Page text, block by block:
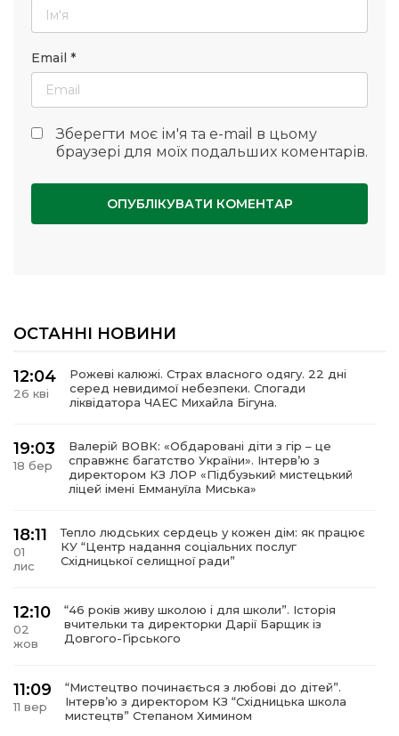
Email *
Зберегти моє ім'я та e-mail в цьому
браузері для моїх подальших коментарів.
ОСТАННІ НОВИНИ
12:04
26 кві
Рожеві калюжі. Страх власного одягу. 22 дні
серед невидимої небезпеки. Спогади
ліквідатора ЧАЕС Михайла Бігуна.
19:03
18 бер
Валерій ВОВК: «Обдаровані діти з гір – це
справжнє багатство України». Інтервʼю з
директором КЗ ЛОР «Підбузький мистецький
ліцей імені Еммануїла Миська»
18:11
01
лис
Тепло людських сердець у кожен дім: як працює
КУ “Центр надання соціальних послуг
Східницької селищної ради”
12:10
02
жов
“46 років живу школою і для школи”. Історія
вчительки та директорки Дарії Барщик із
Довгого-Гірського
11:09
11 вер
“Мистецтво починається з любові до дітей”.
Інтерв’ю з директором КЗ “Східницька школа
мистецтв” Степаном Химином